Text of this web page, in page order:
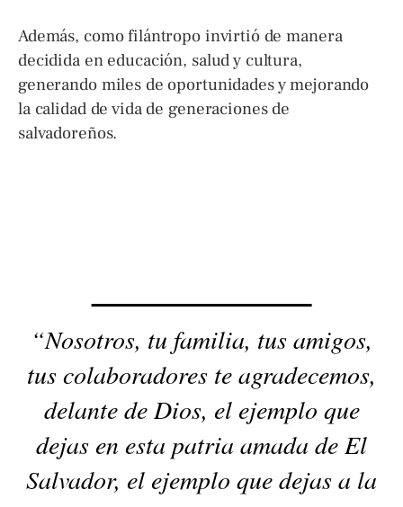
Además, como filántropo invirtió de manera
decidida en educación, salud y cultura,
generando miles de oportunidades y mejorando
la calidad de vida de generaciones de
salvadoreños.
“Nosotros, tu familia, tus amigos,
tus colaboradores te agradecemos,
delante de Dios, el ejemplo que
dejas en esta patria amada de El
Salvador, el ejemplo que dejas a la